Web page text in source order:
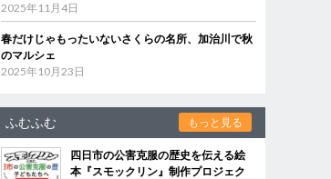
2025年11月4日
春だけじゃもったいないさくらの名所、加治川で秋
のマルシェ
2025年10月23日
ふむふむ もっと見る
四日市の公害克服の歴史を伝える絵
本『スモックリン』制作プロジェク